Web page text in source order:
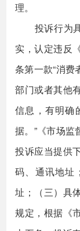
理。
投诉行为具
实，认定违反
条第一款“消费
部门或者其他
信息，有明确
据。”《市场监
投诉应当提供
码、通讯地址
址；（三）具
规定，根据《